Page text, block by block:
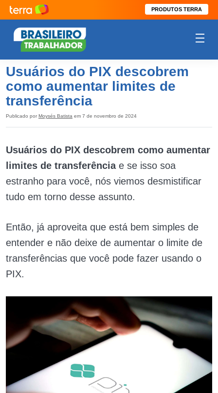
PRODUTOS TERRA
Usuários do PIX descobrem
como aumentar limites de
transferência
Publicado por Moysés Batista em 7 de novembro de 2024
Usuários do PIX descobrem como aumentar
limites de transferência e se isso soa
estranho para você, nós viemos desmistificar
tudo em torno desse assunto.
Então, já aproveita que está bem simples de
entender e não deixe de aumentar o limite de
transferências que você pode fazer usando o
PIX.